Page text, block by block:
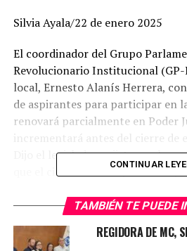
Silvia Ayala/22 de enero 2025
El coordinador del Grupo
Revolucionario Institucional (GP-
local, Ernesto Alanís Herrera,
de aspirantes para participar en
renovará parcialmente en Poder
incrementará antes del cierre de
Dijo el legislador priista que la
que el cierre de la etapa de
Estado, hasta el miércoles 22 del
recibido -en línea o físicamente-,
profesionales del derecho
CONTINUAR
TAMBIÉN TE PUEDE
REGIDORA DE MC,